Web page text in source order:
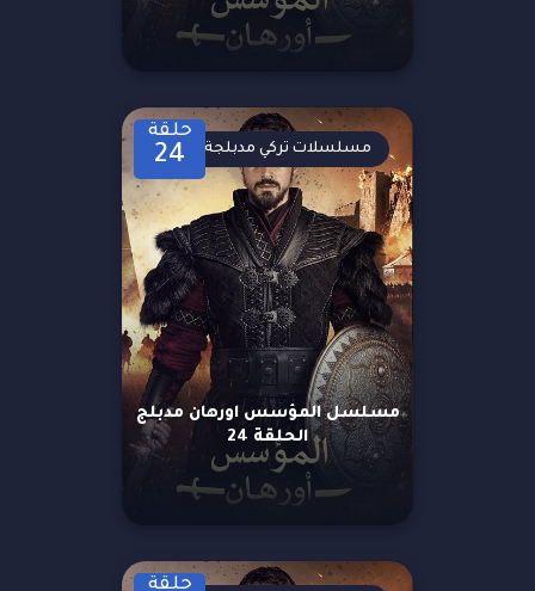
حلقة
24
مسلسل المؤسس اورهان مدبلج
الحلقة 24
مسلسلات تركي مدبلجة
حلقة